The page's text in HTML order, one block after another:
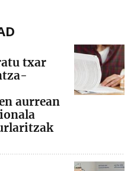
txar
aurrean